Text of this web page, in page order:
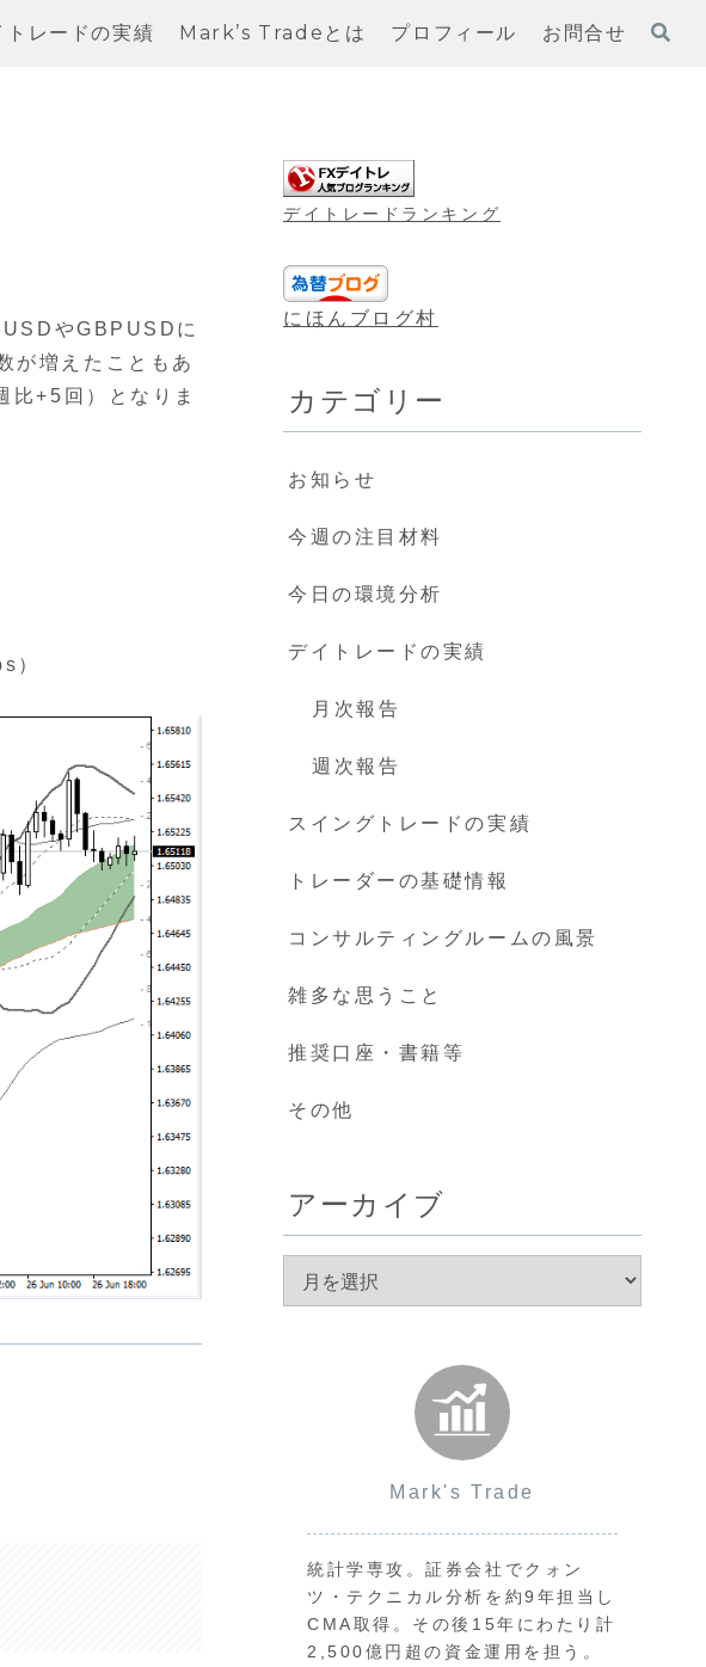
トレードの実績 Mark’s Tradeとは プロフィール お問合せ
やGBPUSDに
が増えたこともあ
比+5回）となりま
）
デイトレードランキング
にほんブログ村
カテゴリー
お知らせ
今週の注目材料
今日の環境分析
デイトレードの実績
月次報告
週次報告
スイングトレードの実績
トレーダーの基礎情報
コンサルティングルームの風景
雑多な思うこと
推奨口座・書籍等
その他
アーカイブ
Mark's Trade
統計学専攻。証券会社でクォン
ツ・テクニカル分析を約9年担当し
CMA取得。その後15年にわたり計
2,500億円超の資金運用を担う。